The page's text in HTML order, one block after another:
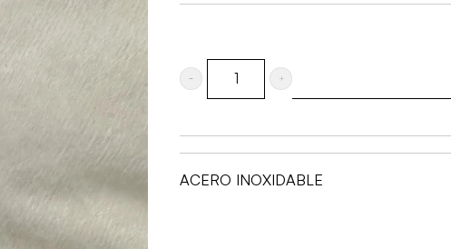
CHOKER
PERLA
ACERO INOXIDABLE